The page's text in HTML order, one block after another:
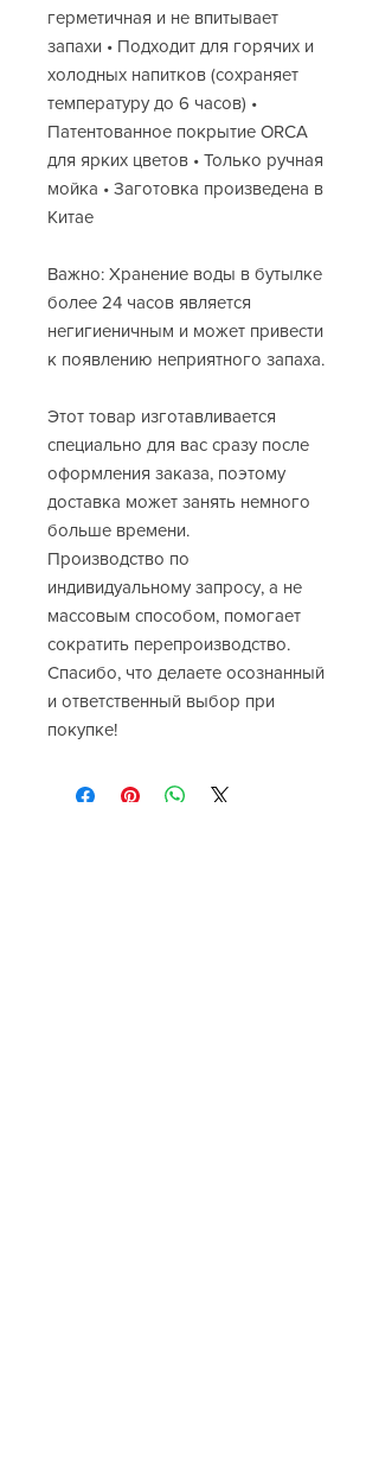
герметичная и не впитывает
запахи • Подходит для горячих и
холодных напитков (сохраняет
температуру до 6 часов) •
Патентованное покрытие ORCA
для ярких цветов • Только ручная
мойка • Заготовка произведена в
Китае
Важно: Хранение воды в бутылке
более 24 часов является
негигиеничным и может привести
к появлению неприятного запаха.
Этот товар изготавливается
специально для вас сразу после
оформления заказа, поэтому
доставка может занять немного
больше времени.
Производство по
индивидуальному запросу, а не
массовым способом, помогает
сократить перепроизводство.
Спасибо, что делаете осознанный
и ответственный выбор при
покупке!